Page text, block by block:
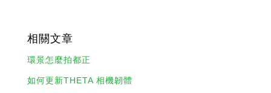
相關文章
環景怎麼拍都正
如何更新THETA 相機韌體